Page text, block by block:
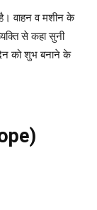
वाहन व मशीन के
से कहा सुनी
को शुभ बनाने के